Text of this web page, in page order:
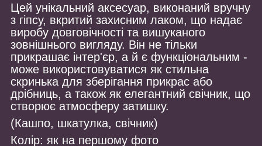
Цей унікальний аксесуар, виконаний вручну
з гіпсу, вкритий захисним лаком, що надає
виробу довговічності та вишуканого
зовнішнього вигляду. Він не тільки
прикрашає інтер'єр, а й є функціональним -
може використовуватися як стильна
скринька для зберігання прикрас або
дрібниць, а також як елегантний свічник, що
створює атмосферу затишку.
(Кашпо, шкатулка, свічник)
Колір: як на першому фото